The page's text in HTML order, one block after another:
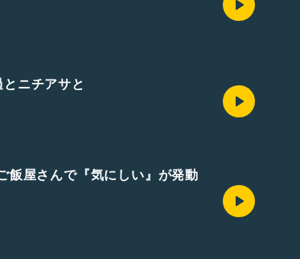
とニチアサと
飯屋さんで『気にしい』が発動